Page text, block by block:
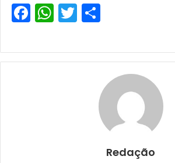
F
c
e
W
at
s
T
itt
er
ar
e
Redação